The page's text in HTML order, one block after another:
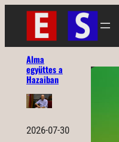
Ugrás
tartalomhoz
Alma
együttes a
Hazaiban
2026-07-30